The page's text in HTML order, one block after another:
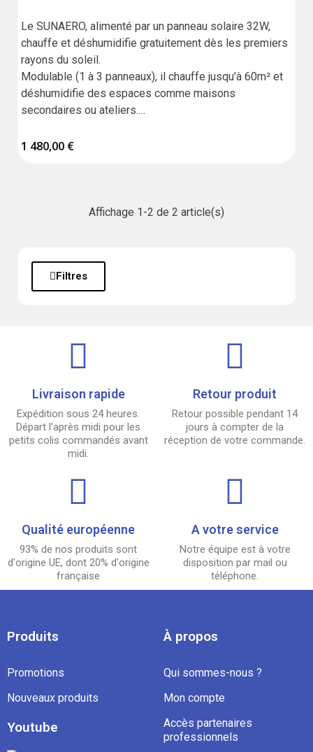
Filtres
Le SUNAERO, alimenté par un panneau solaire 32W,
chauffe et déshumidifie gratuitement dès les premiers
rayons du soleil.
Modulable (1 à 3 panneaux), il chauffe jusqu'à 60m² et
déshumidifie des espaces comme maisons
secondaires ou ateliers.
(disponible bientôt).
manuel pour modes chauffage/séchage.
1 480,00 €
Affichage 1-2 de 2 article(s)
Livraison rapide
Expédition sous 24 heures.
Départ l'après midi pour les
petits colis commandés avant
midi.
Retour produit
Retour possible pendant 14
jours à compter de la
réception de votre commande.
Qualité européenne
93% de nos produits sont
d'origine UE, dont 20% d'origine
française
A votre service
Notre équipe est à votre
disposition par mail ou
téléphone.
Produits
Promotions
Nouveaux produits
Youtube
À propos
Qui sommes-nous ?
Mon compte
Accès partenaires
professionnels